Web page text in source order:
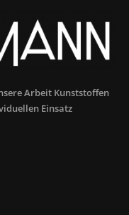
Arbeit Kunststoffen
Einsatz